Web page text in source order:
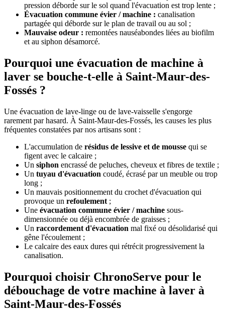
pression déborde sur le sol quand l'évacuation est trop lente ;
Évacuation commune évier / machine : canalisation
partagée qui déborde sur le plan de travail ou au sol ;
Mauvaise odeur : remontées nauséabondes liées au biofilm
et au siphon désamorcé.
Pourquoi une évacuation de machine à
laver se bouche-t-elle à Saint-Maur-des-
Fossés ?
Une évacuation de lave-linge ou de lave-vaisselle s'engorge
rarement par hasard. À Saint-Maur-des-Fossés, les causes les plus
fréquentes constatées par nos artisans sont :
L'accumulation de résidus de lessive et de mousse qui se
figent avec le calcaire ;
Un siphon encrassé de peluches, cheveux et fibres de textile ;
Un tuyau d'évacuation coudé, écrasé par un meuble ou trop
long ;
Un mauvais positionnement du crochet d'évacuation qui
provoque un refoulement ;
Une évacuation commune évier / machine sous-
dimensionnée ou déjà encombrée de graisses ;
Un raccordement d'évacuation mal fixé ou désolidarisé qui
gêne l'écoulement ;
Le calcaire des eaux dures qui rétrécit progressivement la
canalisation.
Pourquoi choisir ChronoServe pour le
débouchage de votre machine à laver à
Saint-Maur-des-Fossés